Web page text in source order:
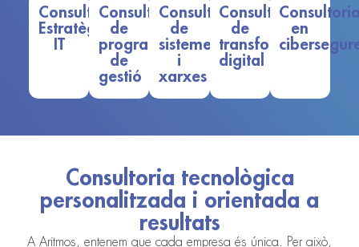
Consultoria
Estratègica
IT
Consultoria
de
programari
de
gestió
Consultoria
de
sistemes
i
xarxes
Consultoria
de
transformació
digital
en
Consultoria tecnològica
personalitzada i orientada a
resultats
A Aritmos, entenem que cada empresa és única. Per això,